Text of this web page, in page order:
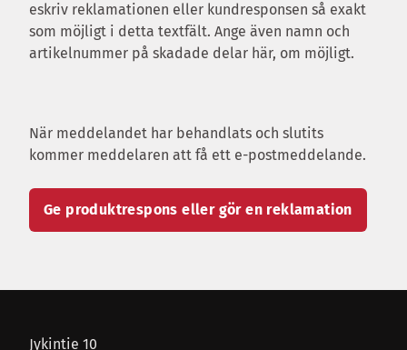
eskriv reklamationen eller kundresponsen så exakt
som möjligt i detta textfält. Ange även namn och
artikelnummer på skadade delar här, om möjligt.
När meddelandet har behandlats och slutits
kommer meddelaren att få ett e-postmeddelande.
Ge produktrespons eller gör en reklamation
Jykintie 10